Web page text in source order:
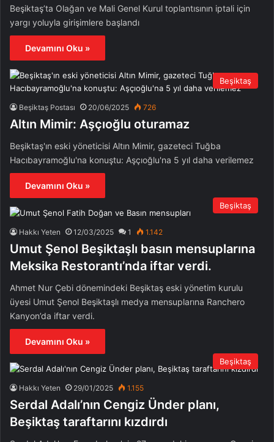
Beşiktaş’ta Olağan ve Mali Genel Kurul toplantısının iptali için
yargı yoluyla girişimlere başlandı
Devamını Oku »
Beşiktaş
Beşiktaş Postası 20/06/2025 726
Altın Mimir: Aşçıoğlu oturamaz
Beşiktaş'ın eski yöneticisi Altın Mimir, gazeteci Tuğba
Hacıbayramoğlu'na konuştu: Aşçıoğlu'na 5 yıl daha verilemez
Devamını Oku »
Beşiktaş
Hakkı Yeten 12/03/2025 1 1.142
Umut Şenol Beşiktaşlı basın mensuplarına
Meksika Restorantı’nda iftar verdi.
Ahmet Nur Çebi dönemindeki Beşiktaş eski yönetim kurulu
üyesi Umut Şenol Beşiktaşlı medya mensuplarına Ranchero
Kanyon’da iftar verdi.
Devamını Oku »
Beşiktaş
Hakkı Yeten 29/01/2025 1.155
Serdal Adalı’nın Cengiz Ünder planı,
Beşiktaş taraftarını kızdırdı